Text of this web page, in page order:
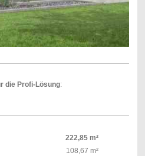
die Profi-Lösung:
222,85 m²
108,67 m²